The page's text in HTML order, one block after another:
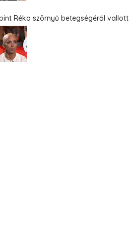
Réka szörnyű betegségéről vallott